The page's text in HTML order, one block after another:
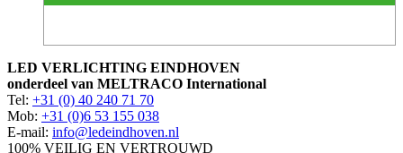
LED VERLICHTING EINDHOVEN
onderdeel van MELTRACO International
Tel: +31 (0) 40 240 71 70
Mob: +31 (0)6 53 155 038
E-mail: info@ledeindhoven.nl
100% VEILIG EN VERTROUWD